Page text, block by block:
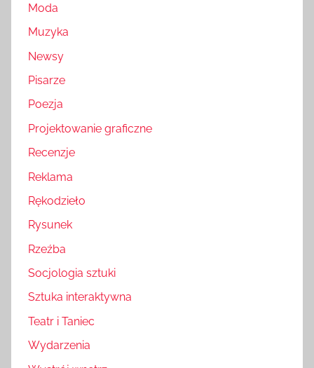
Moda
Muzyka
Newsy
Pisarze
Poezja
Projektowanie graficzne
Recenzje
Reklama
Rękodzieło
Rysunek
Rzeźba
Socjologia sztuki
Sztuka interaktywna
Teatr i Taniec
Wydarzenia